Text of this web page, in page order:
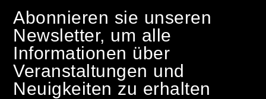
Abonnieren sie unseren
Newsletter, um alle
Informationen über
Veranstaltungen und
Neuigkeiten zu erhalten